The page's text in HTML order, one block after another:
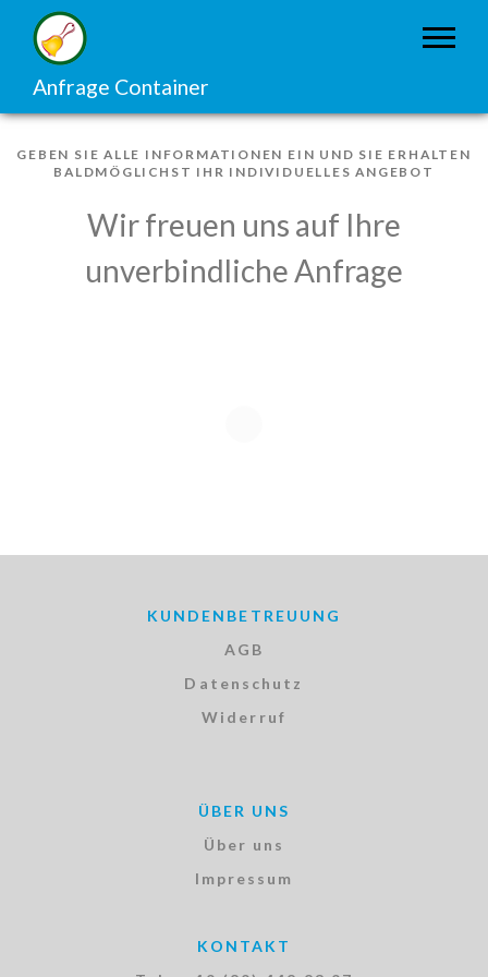
Anfrage Container
GEBEN SIE ALLE INFORMATIONEN EIN UND SIE ERHALTEN
BALDMÖGLICHST IHR INDIVIDUELLES ANGEBOT
Wir freuen uns auf Ihre
unverbindliche Anfrage
KUNDENBETREUUNG
AGB
Datenschutz
Widerruf
ÜBER UNS
Über uns
Impressum
KONTAKT